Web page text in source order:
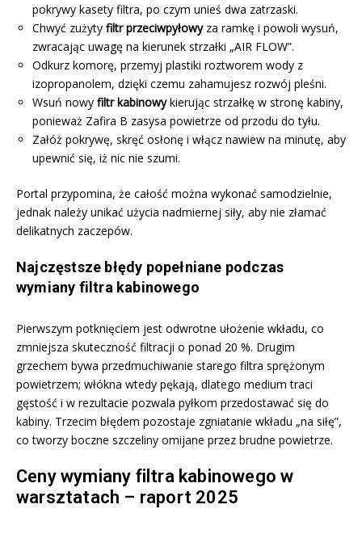
pokrywy kasety filtra, po czym unieś dwa zatrzaski.
Chwyć zużyty filtr przeciwpyłowyza ramkę i powoli wysuń,
zwracając uwagę na kierunek strzałki „AIR FLOW”.
Odkurz komorę, przemyj plastiki roztworem wody z
izopropanolem, dzięki czemu zahamujesz rozwój pleśni.
Wsuń nowy filtr kabinowykierując strzałkę w stronę kabiny,
ponieważ Zafira B zasysa powietrze od przodu do tyłu.
Załóż pokrywę, skręć osłonę i włącz nawiew na minutę, aby
upewnić się, iż nic nie szumi.
Portal przypomina, że całość można wykonać samodzielnie,
jednak należy unikać użycia nadmiernej siły, aby nie złamać
delikatnych zaczepów.
Najczęstsze błędy popełniane podczas
wymiany filtra kabinowego
Pierwszym potknięciem jest odwrotne ułożenie wkładu, co
zmniejsza skuteczność filtracji o ponad 20 %. Drugim
grzechem bywa przedmuchiwanie starego filtra sprężonym
powietrzem; włókna wtedy pękają, dlatego medium traci
gęstość i w rezultacie pozwala pyłkom przedostawać się do
kabiny. Trzecim błędem pozostaje zgniatanie wkładu „na siłę”,
co tworzy boczne szczeliny omijane przez brudne powietrze.
Ceny wymiany filtra kabinowego w
warsztatach – raport 2025